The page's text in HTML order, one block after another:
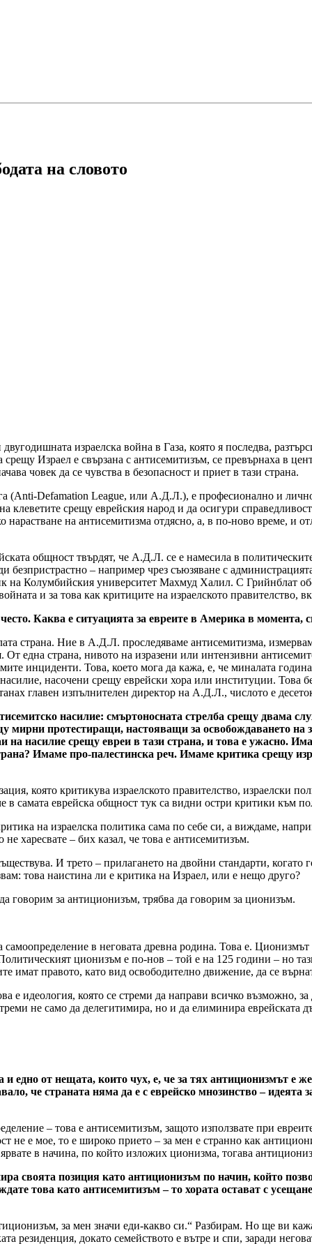
на словото
израелска война в Газа, която я последва,
Израел е свързана с антисемитизъм, се превърнаха в
човек да се чувства в безопасност и приет в тази страна.
(Anti-Defamation League, или А.Д.Л.), е професионално и
срещу еврейския народ и да осигури
на антисемитизма отдясно, а, в по-ново време, и
общност твърдят, че А.Д.Л. се е намесила в
безпристрастно – например чрез съюзяване с
на Колумбийския университет Махмуд Халил. С Грийнблат
и за това как критиците на израелското правителство,
Каква е ситуацията за евреите в Америка в момента,
страна. Ние в А.Д.Л. проследяваме антисемитизма,
една страна, нивото на изразени или интензивни
инциденти. Това, което мога да кажа, е, че миналата
насочени срещу еврейски хора или институции. Това
главен изпълнителен директор на А.Д.Л., числото е
насилие: смъртоносната стрелба срещу двама
мирни протестиращи, настояващи за освобождаването на
срещу евреи в тази страна, и това е ужасно. Има
Имаме про-палестинска реч. Имаме критика срещу
която критикува израелското правителство, израелски
самата еврейска общност тук са видни остри критики към
на израелска политика сама по себе си, а виждаме,
харесвате – бих казал, че това е антисемитизъм.
И трето – прилагането на двойни стандарти, когато
това наистина ли е критика на Израел, или е нещо друго?
говорим за антиционизъм, трябва да говорим за ционизъм.
в неговата древна родина. Това е.
ционизъм е по-нов – той е на 125 години – но
имат правото, като вид освободително движение, да се
е идеология, която се стреми да направи всичко възможно,
не само да делегитимира, но и да елиминира еврейската
и едно от нещата, които чух, е, че за тях антиционизмът е
че страната няма да е с еврейско мнозинство –
– това е антисемитизъм, защото използвате при
не е мое, то е широко прието – за мен е странно как
в начина, по който изложих ционизма, тогава
своята позиция като антиционизъм по начин, който
това като антисемитизъм – то хората остават с
за мен значи еди-какво си.“ Разбирам. Но ще ви
резиденция, докато семейството е вътре и спи, заради